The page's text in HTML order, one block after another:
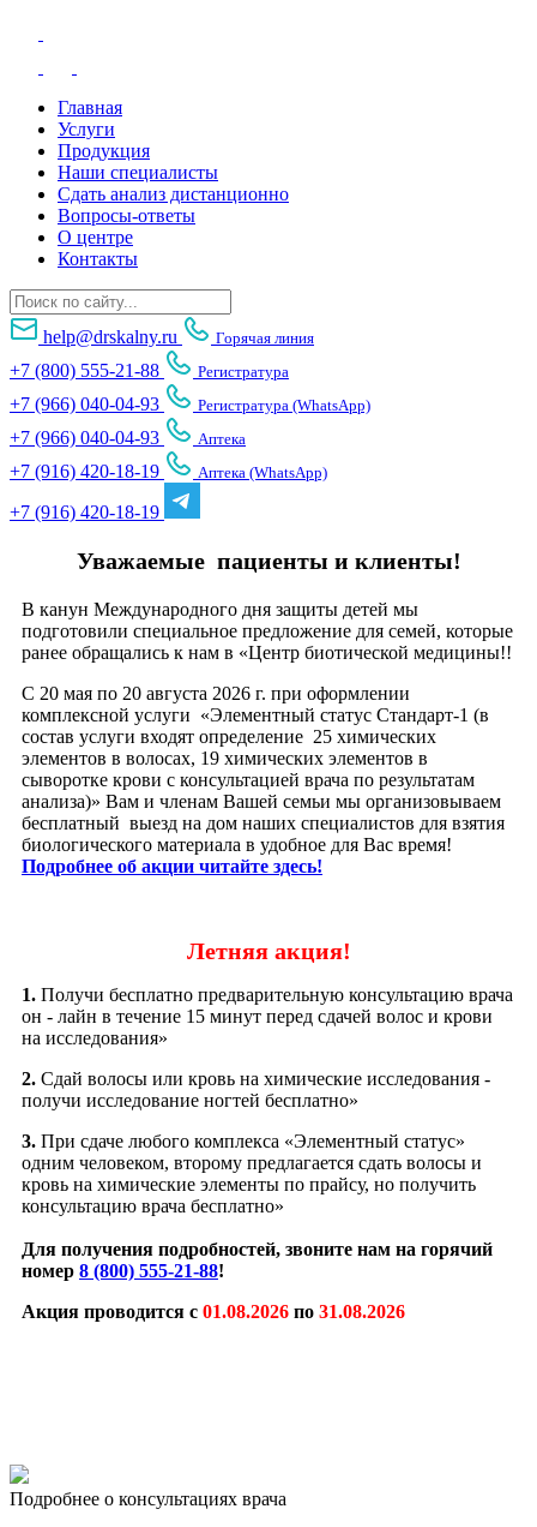
Главная
Услуги
Продукция
Наши специалисты
Сдать анализ дистанционно
Вопросы-ответы
О центре
Контакты
help@drskalny.ru Горячая линия
+7 (800) 555-21-88 Регистратура
+7 (966) 040-04-93 Регистратура (WhatsApp)
+7 (966) 040-04-93 Аптека
+7 (916) 420-18-19 Аптека (WhatsApp)
+7 (916) 420-18-19
Уважаемые пациенты и клиенты!
В канун Международного дня защиты детей мы
подготовили специальное предложение для семей, которые
ранее обращались к нам в «Центр биотической медицины!!
С 20 мая по 20 августа 2026 г. при оформлении
комплексной услуги «Элементный статус Стандарт-1 (в
состав услуги входят определение 25 химических
элементов в волосах, 19 химических элементов в
сыворотке крови с консультацией врача по результатам
анализа)» Вам и членам Вашей семьи мы организовываем
бесплатный выезд на дом наших специалистов для взятия
биологического материала в удобное для Вас время!
Подробнее об акции читайте здесь!
Летняя акция!
1. Получи бесплатно предварительную консультацию врача
он - лайн в течение 15 минут перед сдачей волос и крови
на исследования»
2. Сдай волосы или кровь на химические исследования -
получи исследование ногтей бесплатно»
3. При сдаче любого комплекса «Элементный статус»
одним человеком, второму предлагается сдать волосы и
кровь на химические элементы по прайсу, но получить
консультацию врача бесплатно»
Для получения подробностей, звоните нам на горячий
номер 8 (800) 555-21-88!
Акция проводится с 01.08.2026 по 31.08.2026
Подробнее о консультациях врача